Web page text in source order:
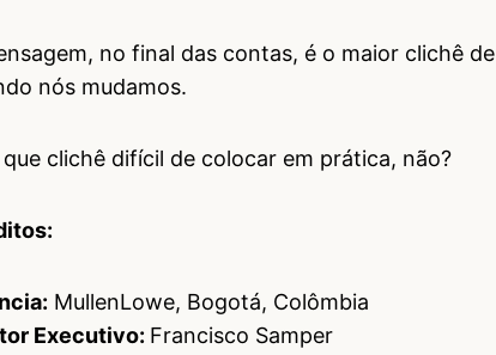
no final das contas, é o maior clichê
nós mudamos.
que clichê difícil de colocar em prática, não?
MullenLowe, Bogotá, Colômbia
Executivo: Francisco Samper